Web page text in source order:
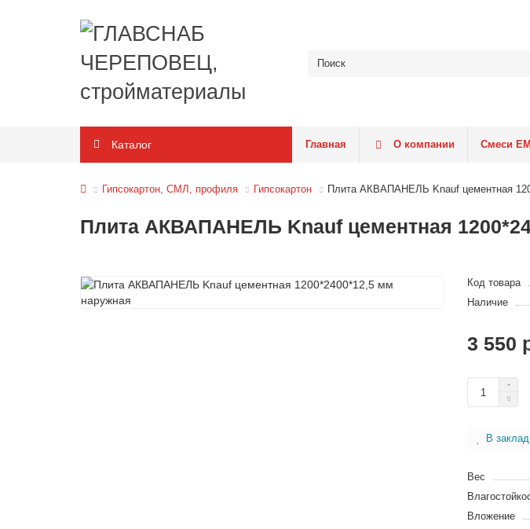
Каталог Главная О компании Смеси
Гипсокартон, СМЛ, профиля Гипсокартон Плита АКВАПАНЕЛЬ Knauf цементная
Плита АКВАПАНЕЛЬ Knauf цементная
Код товара
Наличие
3 550
В
Вес
Вложение